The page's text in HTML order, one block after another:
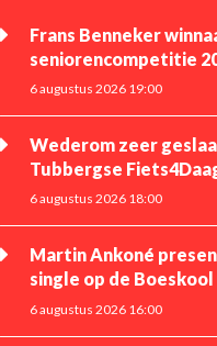
Frans Benneker
seniorencompetitie
6 augustus 2026 19:00
Wederom zeer
Tubbergse
6 augustus 2026 18:00
Martin Ankoné
single op de Boeskool
6 augustus 2026 16:00